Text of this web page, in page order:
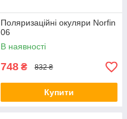
Поляризаційні окуляри Norfin
06
В наявності
748 ₴ 832 ₴
Купити